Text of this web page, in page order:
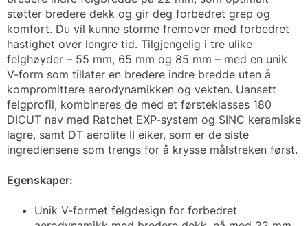
støtter bredere dekk og gir deg forbedret grep og
komfort. Du vil kunne storme fremover med forbedret
hastighet over lengre tid. Tilgjengelig i tre ulike
felghøyder – 55 mm, 65 mm og 85 mm – med en unik
V-form som tillater en bredere indre bredde uten å
kompromittere aerodynamikken og vekten. Uansett
felgprofil, kombineres de med et førsteklasses 180
DICUT nav med Ratchet EXP-system og SINC keramiske
lagre, samt DT aerolite II eiker, som er de siste
ingrediensene som trengs for å krysse målstreken først.
Egenskaper:
Unik V-formet felgdesign for forbedret